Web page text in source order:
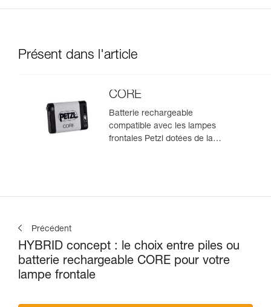
Présent dans l'article
CORE
Batterie rechargeable
compatible avec les lampes
frontales Petzl dotées de la
Précédent
HYBRID concept : le choix entre piles ou
batterie rechargeable CORE pour votre
lampe frontale